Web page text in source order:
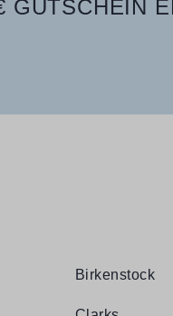
GUTSCHEIN
Birkenstock